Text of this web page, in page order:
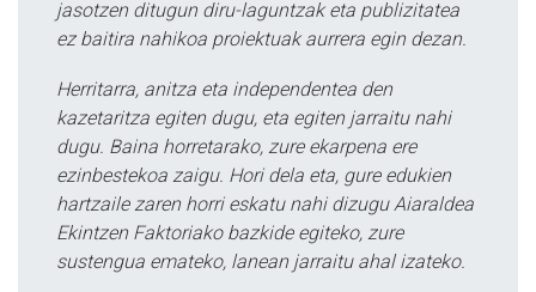
jasotzen ditugun diru-laguntzak eta publizitatea
ez baitira nahikoa proiektuak aurrera egin dezan.
Herritarra, anitza eta independentea den
kazetaritza egiten dugu, eta egiten jarraitu nahi
dugu. Baina horretarako, zure ekarpena ere
ezinbestekoa zaigu. Hori dela eta, gure edukien
hartzaile zaren horri eskatu nahi dizugu Aiaraldea
Ekintzen Faktoriako bazkide egiteko, zure
sustengua emateko, lanean jarraitu ahal izateko.